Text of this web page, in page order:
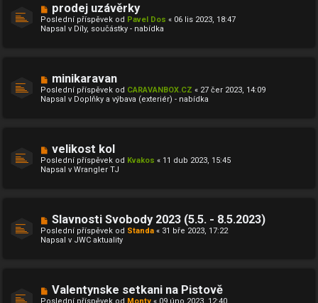
p
ě
v
N
o
v
ý
p
ě
v
prodej uzávěrky
Poslední příspěvek od Pavel Dos « 06 lis 2023, 18:47
Napsal v Díly, součástky - nabídka
N
o
v
ý
p
ě
v
minikaravan
Poslední příspěvek od CARAVANBOX.CZ « 27 čer 2023, 14:09
Napsal v Doplňky a výbava (exteriér) - nabídka
N
o
v
ý
p
ě
v
velikost kol
Poslední příspěvek od Kvakos « 11 dub 2023, 15:45
Napsal v Wrangler TJ
N
o
v
ý
p
ě
Slavnosti Svobody 2023 (5.5. - 8.5.2023)
Poslední příspěvek od Standa « 31 bře 2023, 17:22
Napsal v JWC aktuality
NValentynske setkani na Pistově